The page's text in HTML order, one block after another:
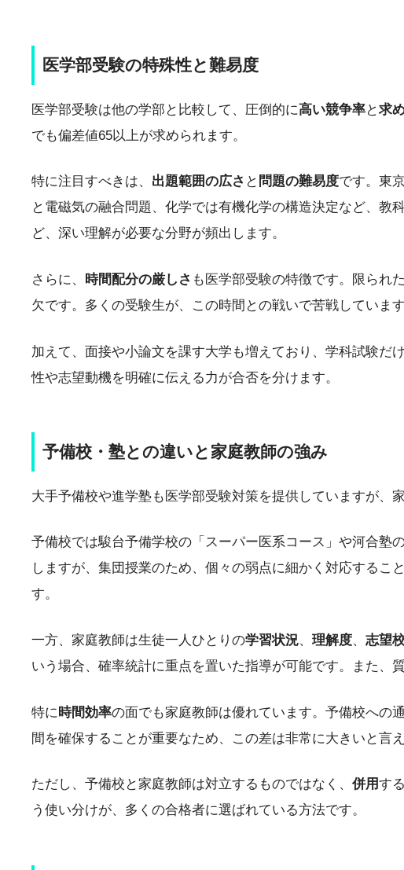
医学部受験の特殊性と難易度
医学部受験は他の学部と比較して、圧倒的に高い競争率と求
でも偏差値65以上が求められます。
特に注目すべきは、 出題範囲の広さ と 問題の難易度です。東
と電磁気の融合問題、化学では有機化学の構造決定など、
ど、深い理解が必要な分野が頻出します。
さらに、 時間配分の厳しさ も医学部受験の特徴です。限られ
欠です。多くの受験生が、この時間との戦いで苦戦しています
加えて、面接や小論文を課す大学も増えており、学科試験だ
性や志望動機を明確に伝える力が合否を分けます。
予備校・塾との違いと家庭教師の強み
大手予備校や進学塾も医学部受験対策を提供していますが、
予備校では駿台予備学校の「スーパー医系コース」や河合塾
しますが、集団授業のため、個々の弱点に細かく対応するこ
す。
一方、家庭教師は生徒一人ひとりの学習状況、 理解度、 志望
いう場合、確率統計に重点を置いた指導が可能です。また、
特に 時間効率の面でも家庭教師は優れています。予備校への
間を確保することが重要なため、この差は非常に大きいと言え
ただし、予備校と家庭教師は対立するものではなく、 併用す
う使い分けが、多くの合格者に選ばれている方法です。